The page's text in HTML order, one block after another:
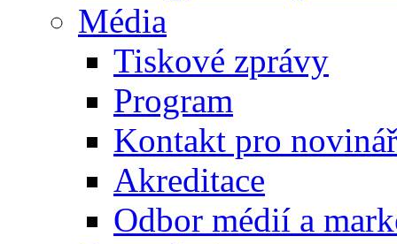
Média
Tiskové zprávy
Program
Kontakt pro
Akreditace
Odbor médií a